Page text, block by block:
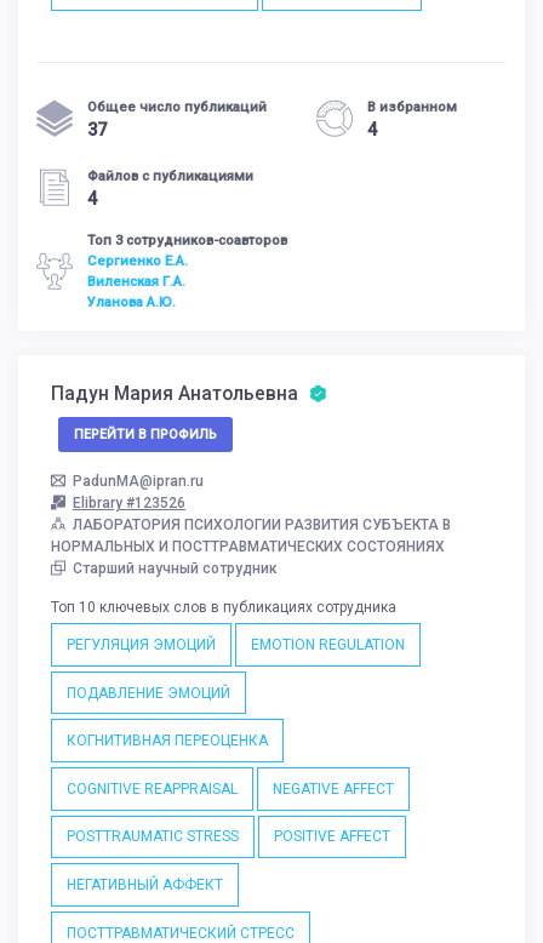
Общее число публикаций
37
В избранном
4
Файлов с публикациями
4
Топ 3 сотрудников-соавторов
Сергиенко Е.А.
Виленская Г.А.
Уланова А.Ю.
Падун Мария Анатольевна
ПЕРЕЙТИ В ПРОФИЛЬ
PadunMA@ipran.ru
Elibrary #123526
ЛАБОРАТОРИЯ ПСИХОЛОГИИ РАЗВИТИЯ СУБЪЕКТА В
НОРМАЛЬНЫХ И ПОСТТРАВМАТИЧЕСКИХ СОСТОЯНИЯХ
Старший научный сотрудник
Топ 10 ключевых слов в публикациях сотрудника
РЕГУЛЯЦИЯ ЭМОЦИЙ EMOTION REGULATION
ПОДАВЛЕНИЕ ЭМОЦИЙ
КОГНИТИВНАЯ ПЕРЕОЦЕНКА
COGNITIVE REAPPRAISAL NEGATIVE AFFECT
POSTTRAUMATIC STRESS POSITIVE AFFECT
НЕГАТИВНЫЙ АФФЕКТ
ПОСТТРАВМАТИЧЕСКИЙ СТРЕСС